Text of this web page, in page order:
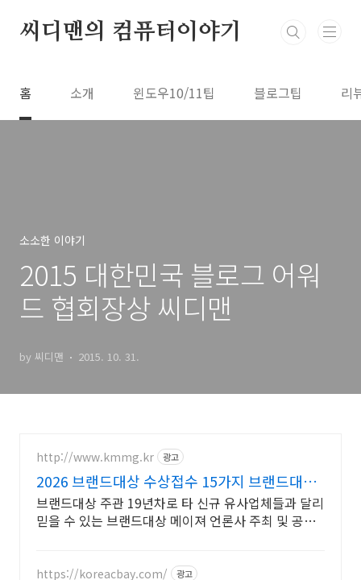
씨디맨의 컴퓨터이야기
홈 소개 윈도우10/11팁 블로그팁 리
소소한 이야기
2015 대한민국 블로그 어워
드 협회장상 씨디맨
by 씨디맨 2015. 10. 31.
http://www.kmmg.kr 광고
2026 브랜드대상 수상접수 15가지 브랜드대상
타이틀
브랜드대상 주관 19년차로 타 신규 유사업체들과 달리
믿을 수 있는 브랜드대상 메이져 언론사 주최 및 공공
https://koreacbay.com/ 광고